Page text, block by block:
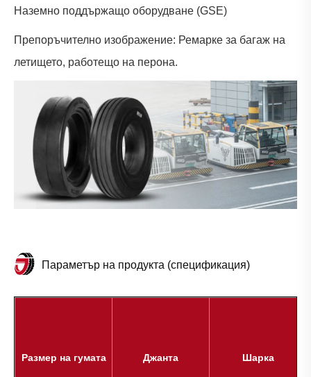
Наземно поддържащо оборудване (GSE)
Препоръчително изображение: Ремарке за багаж на
летището, работещо на перона.
Параметър на продукта (спецификация)
Размер на гумата Джанта Шарка